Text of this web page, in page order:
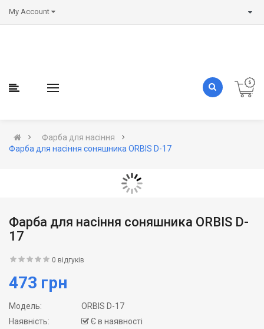
My Account
Фарба для насіння
Фарба для насіння соняшника ORBIS D-17
Фарба для насіння соняшника ORBIS D-
17
0 відгуків
473 грн
Модель:
ORBIS D-17
Наявність:
Є в наявності